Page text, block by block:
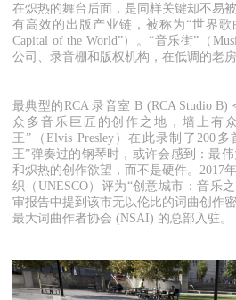
在炽热的舞台后面，是同样关键却不易
有高效的出版产业链，被称为“世界歌
Capital of the World”）。“音乐街”（
公司、录音棚和版权机构，在低调的老
最典型的RCA 录音室 B (RCA Studio
众多音乐巨匠的创作之地，墙上有
王”（Elvis Presley）在此录制了200
王”弹奏过的钢琴时，或许会感到：最
和炽热的创作欲望，而不是硬件。2017
织（UNESCO）评为“创意城市：音乐
审报告中提到该市无以伦比的词曲创作
最大词曲作者协会 (NSAI) 的总部入驻。